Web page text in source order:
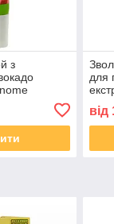
з
для
8г
від